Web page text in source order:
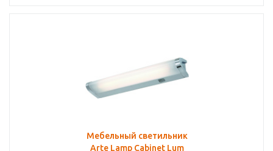
Мебельный светильник
Arte Lamp Cabinet Lum